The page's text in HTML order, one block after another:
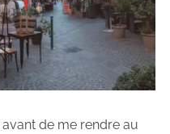
de me rendre au